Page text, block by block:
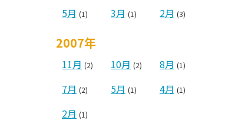
5月 (1) 3月 (1) 2月 (3)
2007年
11月 (2) 10月 (2) 8月 (1)
7月 (2) 5月 (1) 4月 (1)
2月 (1)